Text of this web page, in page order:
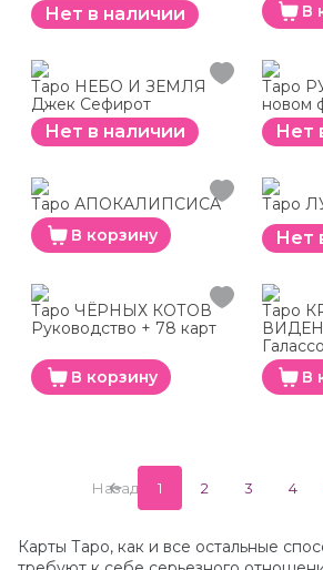
Нет в наличии
В
Таро НЕБО И ЗЕМЛЯ
Джек Сефирот
Нет в наличии
Таро
новом
Нет
Таро АПОКАЛИПСИСА
В корзину
Таро
Нет
Таро ЧЁРНЫХ КОТОВ
Руководство + 78 карт
В корзину
Таро
Галассо
В
Назад 1 2 3 4
Карты Таро, как и все остальные